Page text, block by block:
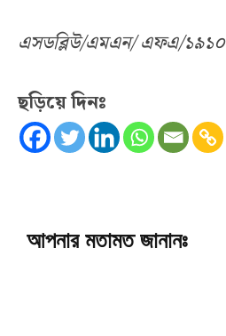
এসডব্লিউ/এমএন/ এফএ/১৯১০
ছড়িয়ে দিনঃ
আপনার মতামত জানানঃ